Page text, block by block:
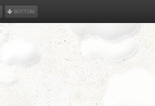
BOTTOM